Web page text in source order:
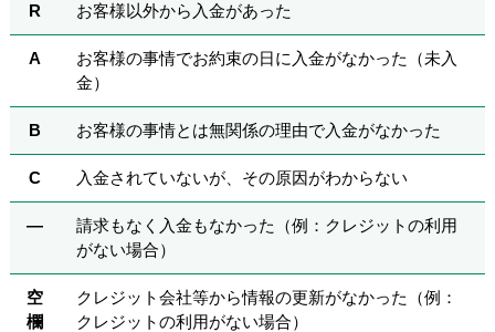
R お客様以外から入金があった
A
お客様の事情でお約束の日に入金がなかった（未入
金）
B お客様の事情とは無関係の理由で入金がなかった
C 入金されていないが、その原因がわからない
―
請求もなく入金もなかった（例：クレジットの利用
がない場合）
空
欄
クレジット会社等から情報の更新がなかった（例：
クレジットの利用がない場合）